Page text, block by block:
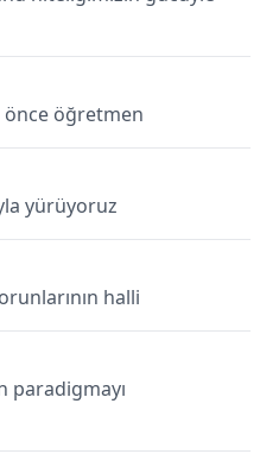
önce öğretmen
yürüyoruz
halli
paradigmayı